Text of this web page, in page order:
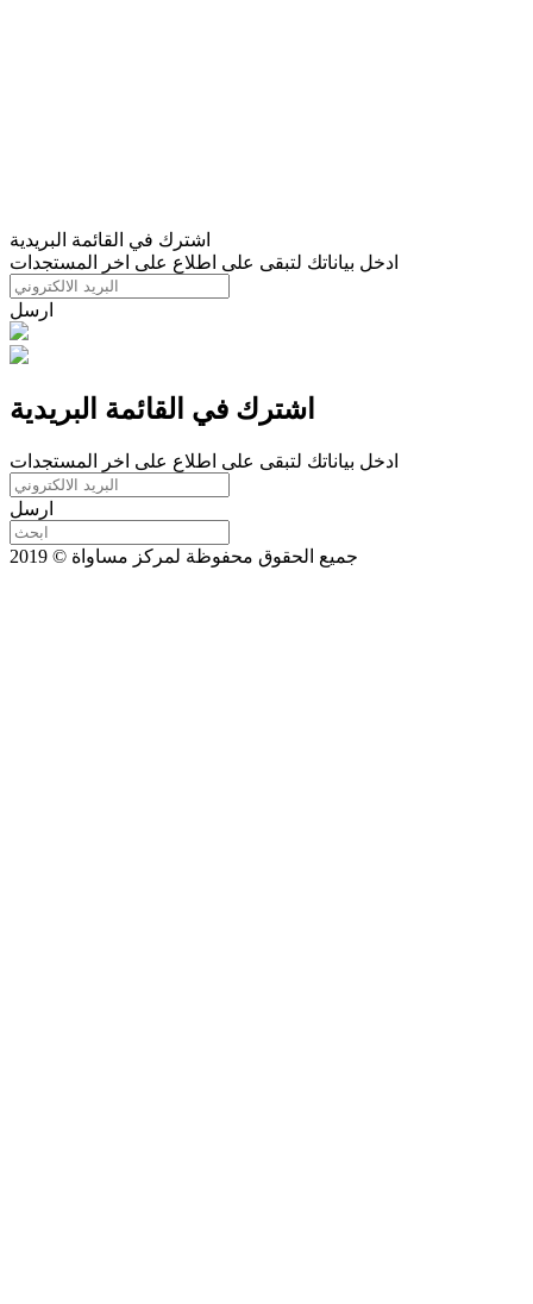
اشترك في القائمة البريدية
ادخل بياناتك لتبقى على اطلاع على اخر المستجدات
ارسل
اشترك في القائمة البريدية
ادخل بياناتك لتبقى على اطلاع على اخر المستجدات
ارسل
جميع الحقوق محفوظة لمركز مساواة © 2019